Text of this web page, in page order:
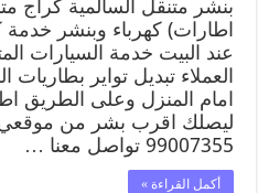
بنشر متنقل السالمية كراج
اطارات) كهرباء وبنشر خدمة
عند البيت خدمة السيارات
العملاء تبديل تواير بطاريات
امام المنزل وعلى الطريق
ليصلك اقرب بشر من موقعي
99007355 تواصل معنا …
أكمل القراءة »